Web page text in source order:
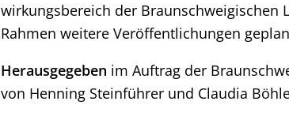
wirkungsbereich der Braunschweigischen
Rahmen weitere Veröffentlichungen
Herausgegeben im Auftrag der
von Henning Steinführer und Claudia